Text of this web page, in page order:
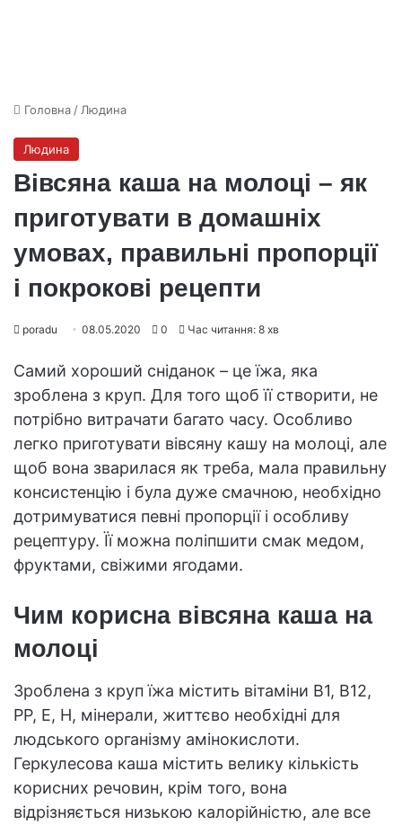
Головна / Людина
Людина
Вівсяна каша на молоці – як
приготувати в домашніх
умовах, правильні пропорції
і покрокові рецепти
poradu 08.05.2020 0 Час читання: 8 хв
Самий хороший сніданок – це їжа, яка
зроблена з круп. Для того щоб її створити, не
потрібно витрачати багато часу. Особливо
легко приготувати вівсяну кашу на молоці, але
щоб вона зварилася як треба, мала правильну
консистенцію і була дуже смачною, необхідно
дотримуватися певні пропорції і особливу
рецептуру. Її можна поліпшити смак медом,
фруктами, свіжими ягодами.
Чим корисна вівсяна каша на
молоці
Зроблена з круп їжа містить вітаміни B1, B12,
PP, E, H, мінерали, життєво необхідні для
людського організму амінокислоти.
Геркулесова каша містить велику кількість
корисних речовин, крім того, вона
відрізняється низькою калорійністю, але все